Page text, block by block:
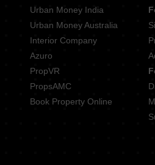
Urban Money India
Urban Money Australia
Interior Company
Azuro
PropVR
PropsAMC
Book Property Online